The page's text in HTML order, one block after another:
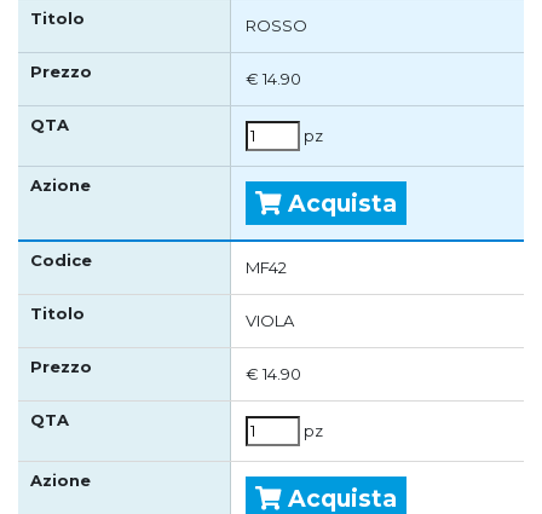
ROSSO
€ 14.90
pz
Acquista
MF42
VIOLA
€ 14.90
pz
Acquista